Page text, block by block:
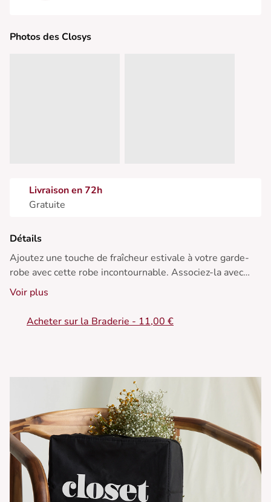
Photos des Closys
Livraison en 72h
Gratuite
Détails
Ajoutez une touche de fraîcheur estivale à votre garde-
robe avec cette robe incontournable. Associez-la avec
des sandales dorées et un chapeau de paille pour une
allure chic et légère sous le soleil.
• Taille smockée
Voir plus
Acheter sur la Braderie - 11,00 €